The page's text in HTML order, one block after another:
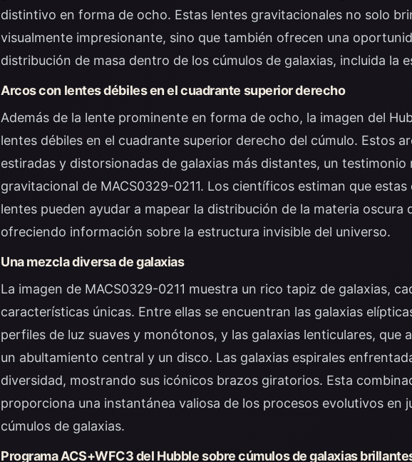
distintivo en forma de ocho. Estas lentes gravitacionales no solo
visualmente impresionante, sino que también ofrecen una
distribución de masa dentro de los cúmulos de galaxias, incluida la
Arcos con lentes débiles en el cuadrante superior derecho
Además de la lente prominente en forma de ocho, la imagen del
lentes débiles en el cuadrante superior derecho del cúmulo. Estos
estiradas y distorsionadas de galaxias más distantes, un testimonio
gravitacional de MACS0329-0211. Los científicos estiman que
lentes pueden ayudar a mapear la distribución de la materia oscura
ofreciendo información sobre la estructura invisible del universo.
Una mezcla diversa de galaxias
La imagen de MACS0329-0211 muestra un rico tapiz de galaxias,
características únicas. Entre ellas se encuentran las galaxias
perfiles de luz suaves y monótonos, y las galaxias lenticulares, que
un abultamiento central y un disco. Las galaxias espirales
diversidad, mostrando sus icónicos brazos giratorios. Esta
proporciona una instantánea valiosa de los procesos evolutivos en
cúmulos de galaxias.
Programa ACS+WFC3 del Hubble sobre cúmulos de galaxias